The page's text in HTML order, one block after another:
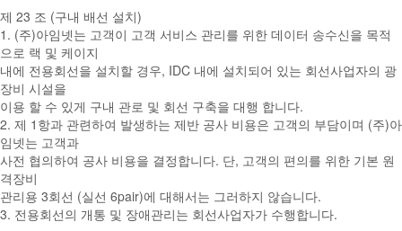
제 23 조 (구내 배선 설치)
1. (주)아임넷는 고객이 고객 서비스 관리를 위한 데이터 송수신을 목적
으로 랙 및 케이지
내에 전용회선을 설치할 경우, IDC 내에 설치되어 있는 회선사업자의 광
장비 시설을
이용 할 수 있게 구내 관로 및 회선 구축을 대행 합니다.
2. 제 1항과 관련하여 발생하는 제반 공사 비용은 고객의 부담이며 (주)아
임넷는 고객과
사전 협의하여 공사 비용을 결정합니다. 단, 고객의 편의를 위한 기본 원
격장비
관리용 3회선 (실선 6pair)에 대해서는 그러하지 않습니다.
3. 전용회선의 개통 및 장애관리는 회선사업자가 수행합니다.